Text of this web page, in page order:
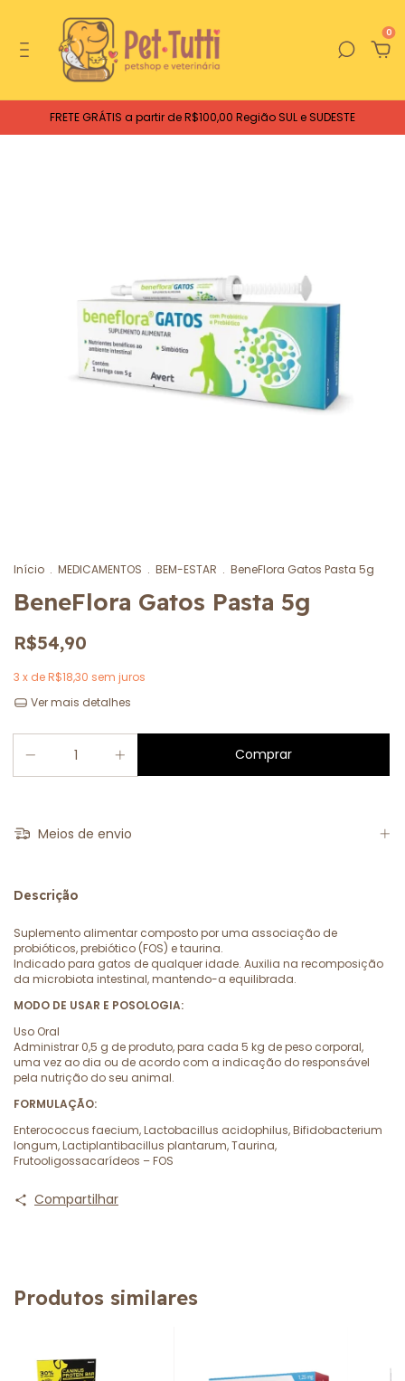
0
FRETE GRÁTIS a partir de R$100,00 Região SUL e SUDESTE
Início . MEDICAMENTOS . BEM-ESTAR . BeneFlora Gatos Pasta 5g
BeneFlora Gatos Pasta 5g
R$54,90
3 x deR$18,30 sem juros
Ver mais detalhes
Meios de envio
Descrição
Suplemento alimentar composto por uma associação de
probióticos, prebiótico (FOS) e taurina.
Indicado para gatos de qualquer idade. Auxilia na recomposição
da microbiota intestinal, mantendo-a equilibrada.
MODO DE USAR E POSOLOGIA:
Uso Oral
Administrar 0,5 g de produto, para cada 5 kg de peso corporal,
uma vez ao dia ou de acordo com a indicação do responsável
pela nutrição do seu animal.
FORMULAÇÃO:
Enterococcus faecium, Lactobacillus acidophilus, Bifidobacterium
longum, Lactiplantibacillus plantarum, Taurina,
Frutooligossacarídeos – FOS
Compartilhar
Produtos similares